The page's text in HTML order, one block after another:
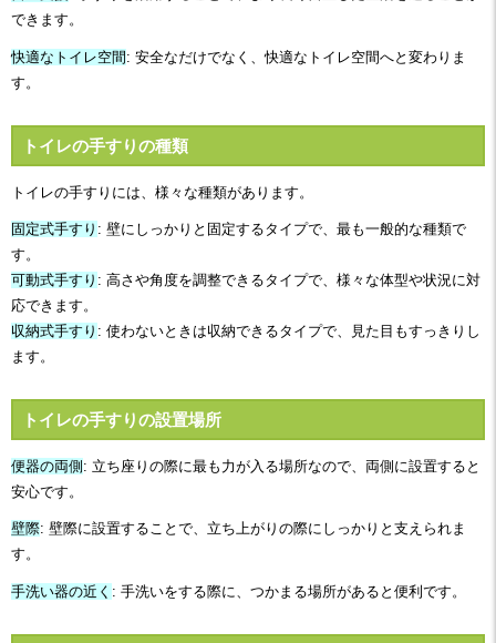
できます。
快適なトイレ空間: 安全なだけでなく、快適なトイレ空間へと変わりま
す。
トイレの手すりの種類
トイレの手すりには、様々な種類があります。
固定式手すり : 壁にしっかりと固定するタイプで、最も一般的な種類で
す。
可動式手すり : 高さや角度を調整できるタイプで、様々な体型や状況に対
応できます。
収納式手すり : 使わないときは収納できるタイプで、見た目もすっきりし
ます。
トイレの手すりの設置場所
便器の両側 : 立ち座りの際に最も力が入る場所なので、両側に設置すると
安心です。
壁際: 壁際に設置することで、立ち上がりの際にしっかりと支えられま
す。
手洗い器の近く : 手洗いをする際に、つかまる場所があると便利です。